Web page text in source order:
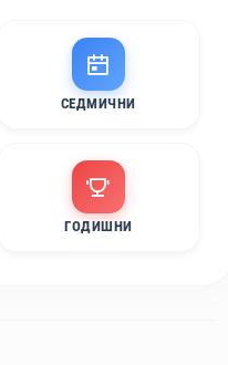
СЕДМИЧНИ
ГОДИШНИ